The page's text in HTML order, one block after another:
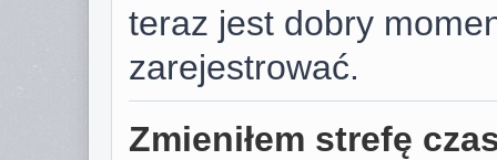
teraz jest dobry
zarejestrować.
Zmieniłem strefę